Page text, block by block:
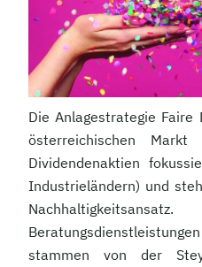
Die Anlagestrategie
österreichischen
Dividendenaktien
Industrieländern) und
stammen von der